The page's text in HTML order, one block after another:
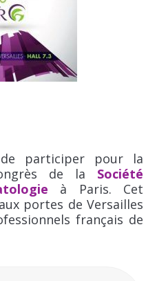
participer pour la
de la Société
à Paris. Cet
portes de Versailles
français de